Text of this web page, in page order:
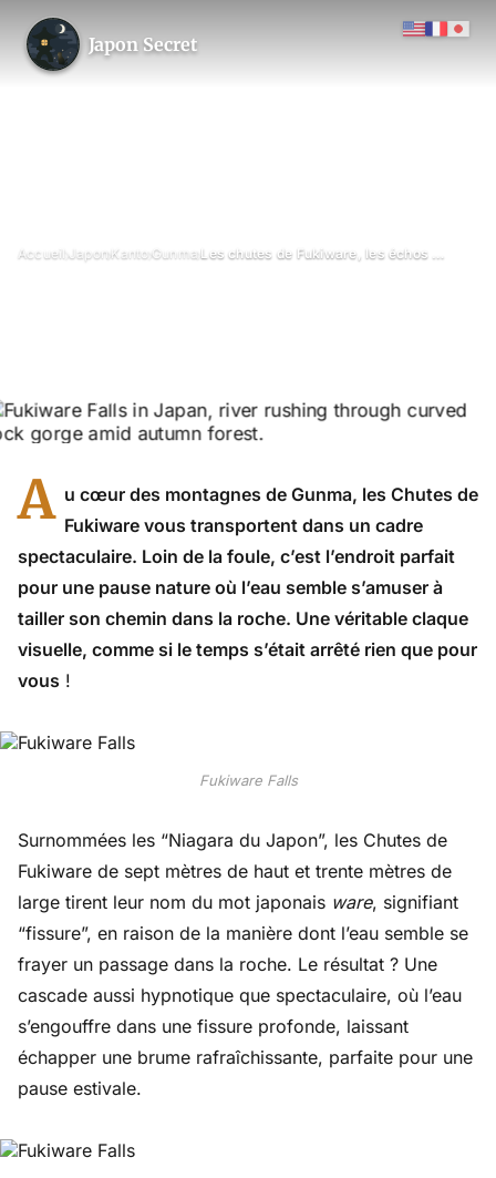
Japon Secret
Accueil ›Japon›Kanto›Gunma›
Chutes de Fukiware, Gunma
A u cœur des montagnes de Gunma, les Chutes de
Fukiware vous transportent dans un cadre
spectaculaire. Loin de la foule, c’est l’endroit parfait
pour une pause nature où l’eau semble s’amuser à
tailler son chemin dans la roche. Une véritable claque
visuelle, comme si le temps s’était arrêté rien que pour
vous !
Fukiware Falls
Surnommées les “Niagara du Japon”, les Chutes de
Fukiware de sept mètres de haut et trente mètres de
large tirent leur nom du mot japonais ware, signifiant
“fissure”, en raison de la manière dont l’eau semble se
frayer un passage dans la roche. Le résultat ? Une
cascade aussi hypnotique que spectaculaire, où l’eau
s’engouffre dans une fissure profonde, laissant
échapper une brume rafraîchissante, parfaite pour une
pause estivale.